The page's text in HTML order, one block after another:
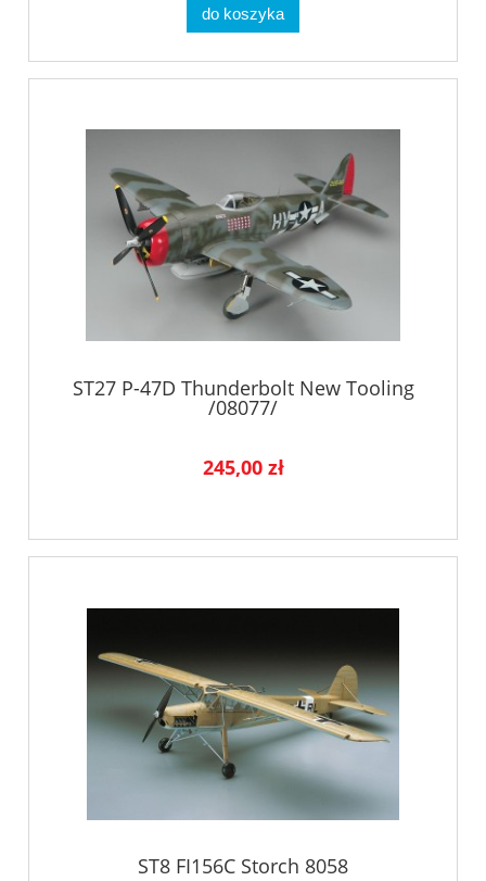
do koszyka
ST27 P-47D Thunderbolt New Tooling
/08077/
245,00 zł
ST8 FI156C Storch 8058